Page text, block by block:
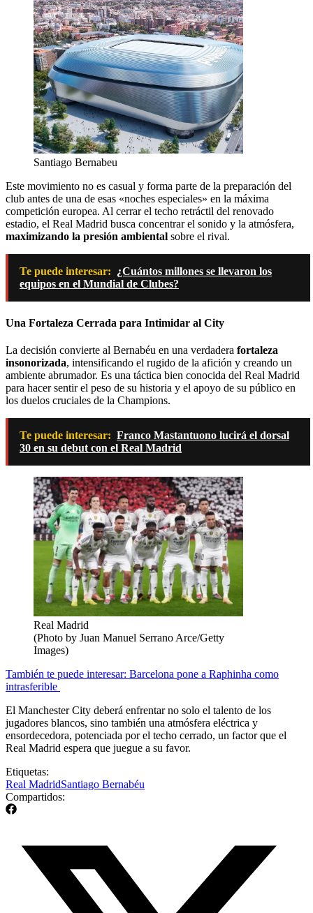
Santiago Bernabeu
Este movimiento no es casual y forma parte de la preparación del
club antes de una de esas «noches especiales» en la máxima
competición europea. Al cerrar el techo retráctil del renovado
estadio, el Real Madrid busca concentrar el sonido y la atmósfera,
maximizando la presión ambiental sobre el rival.
Te puede interesar: ¿Cuántos millones se llevaron los
equipos en el Mundial de Clubes?
Una Fortaleza Cerrada para Intimidar al City
La decisión convierte al Bernabéu en una verdadera fortaleza
insonorizada, intensificando el rugido de la afición y creando un
ambiente abrumador. Es una táctica bien conocida del Real Madrid
para hacer sentir el peso de su historia y el apoyo de su público en
los duelos cruciales de la Champions.
Te puede interesar: Franco Mastantuono lucirá el dorsal
30 en su debut con el Real Madrid
Real Madrid
(Photo by Juan Manuel Serrano Arce/Getty
Images)
También te puede interesar: Barcelona pone a Raphinha como
intrasferible
El Manchester City deberá enfrentar no solo el talento de los
jugadores blancos, sino también una atmósfera eléctrica y
ensordecedora, potenciada por el techo cerrado, un factor que el
Real Madrid espera que juegue a su favor.
Etiquetas:
Real MadridSantiago Bernabéu
Compartidos: